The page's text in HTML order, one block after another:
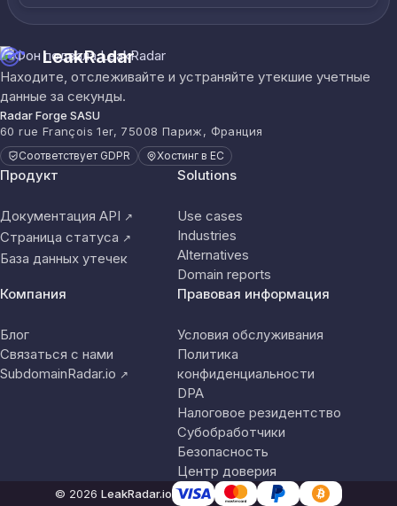
LeakRadar
Находите, отслеживайте и устраняйте утекшие учетные
данные за секунды.
Radar Forge SASU
60 rue François 1er, 75008 Париж, Франция
Соответствует GDPR Хостинг в ЕС
Продукт
Документация API ↗
Страница статуса ↗
База данных утечек
Solutions
Use cases
Industries
Alternatives
Domain reports
Компания
Блог
Связаться с нами
SubdomainRadar.io ↗
Правовая информация
Условия обслуживания
Политика
конфиденциальности
DPA
Налоговое резидентство
Субобработчики
Безопасность
Центр доверия
© 2026 LeakRadar.io